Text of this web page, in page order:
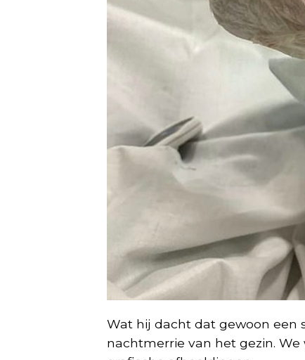
Wat hij dacht dat gewoon een
nachtmerrie van het gezin.